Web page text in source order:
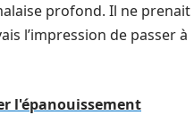
profond. Il ne prenait
l’impression de passer à
l'épanouissement